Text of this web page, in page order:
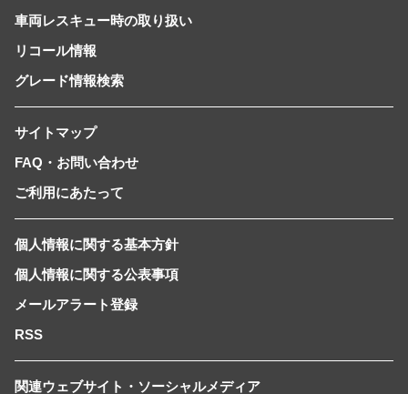
車両レスキュー時の取り扱い
リコール情報
グレード情報検索
サイトマップ
FAQ・お問い合わせ
ご利用にあたって
個人情報に関する基本方針
個人情報に関する公表事項
メールアラート登録
RSS
関連ウェブサイト・ソーシャルメディア